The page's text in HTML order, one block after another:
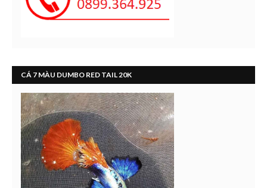
CÁ 7 MÀU DUMBO RED TAIL 20K